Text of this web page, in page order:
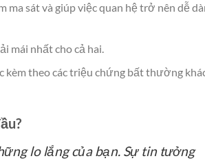
sát và giúp việc quan hệ trở nên dễ
mái nhất cho cả hai.
kèm theo các triệu chứng bất thường
lo lắng của bạn. Sự tin tưởng